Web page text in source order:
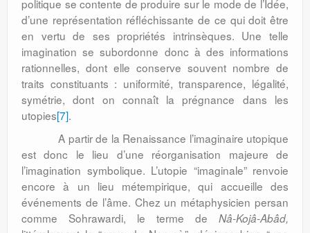
politique se contente de produire sur le mode de l’Idée,
d’une représentation réfléchissante de ce qui doit être
en vertu de ses propriétés intrinsèques. Une telle
imagination se subordonne donc à des informations
rationnelles, dont elle conserve souvent nombre de
traits constituants : uniformité, transparence, légalité,
symétrie, dont on connaît la prégnance dans les
utopies[7].
A partir de la Renaissance l’imaginaire utopique
est donc le lieu d’une réorganisation majeure de
l’imagination symbolique. L’utopie “imaginale” renvoie
encore à un lieu métempirique, qui accueille des
événements de l’âme. Chez un métaphysicien persan
comme Sohrawardi, le terme de Nâ-Kojâ-Abâd,